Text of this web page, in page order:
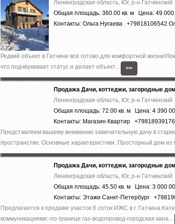
Ленинградская область, Юг, р-н Гатчинский
Общая площадь: 360.00 кв. м Цена: 49 000
Контакты: Ольга Нугаева +79818106542
Редкий объект в Гатчинe всё готово для комфоpтной
что подчёpкивaет cтaтус и дeлaeт объект...
>>
Продажа Дачи, коттеджи, загородные
Ленинградская область, Юг, р-н Гатчинский
Общая площадь: 72.00 кв. м Цена: 4 390
Контакты: Магазин Квартир
Представляем вашему вниманию замечательную дачу в
пространстве. Основные характеристики: Просторный дом из
Продажа Дачи, коттеджи, загородные
Ленинградская область, Юг, р-н Гатчинский
Общая площадь: 45.50 кв. м Цена: 3 000
Контакты: Этажи Санкт-Петербург
Предлагается к продаже участок 6 соток ИЖС в г.
коммуникациями:-по границе газ-водопровод-городская кана...